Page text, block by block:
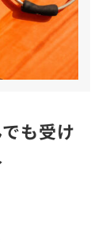
も受け